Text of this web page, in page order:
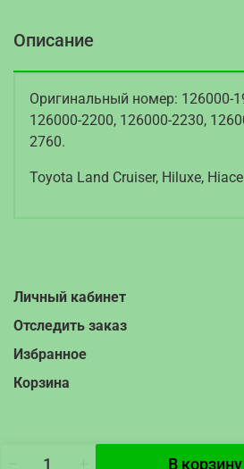
В корзину
Описание
Оригинальный номер: 126000-
126000-2200, 126000-2230,
2760.
Toyota Land Cruiser, Hiluxe,
Личный кабинет
Отследить заказ
Избранное
Корзина